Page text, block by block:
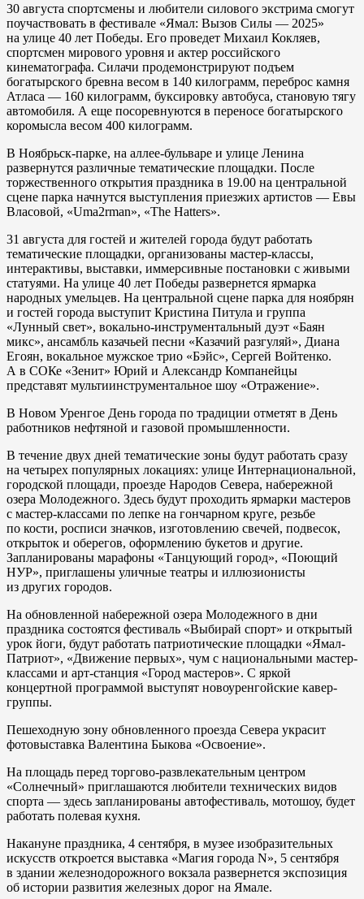
30 августа спортсмены и любители силового экстрима смогут
поучаствовать в фестивале «Ямал: Вызов Силы — 2025»
на улице 40 лет Победы. Его проведет Михаил Кокляев,
спортсмен мирового уровня и актер российского
кинематографа. Силачи продемонстрируют подъем
богатырского бревна весом в 140 килограмм, переброс камня
Атласа — 160 килограмм, буксировку автобуса, становую тягу
автомобиля. А еще посоревнуются в переносе богатырского
коромысла весом 400 килограмм.
В Ноябрьск-парке, на аллее-бульваре и улице Ленина
развернутся различные тематические площадки. После
торжественного открытия праздника в 19.00 на центральной
сцене парка начнутся выступления приезжих артистов — Евы
Власовой, «Uma2rman», «The Hatters».
31 августа для гостей и жителей города будут работать
тематические площадки, организованы мастер-классы,
интерактивы, выставки, иммерсивные постановки с живыми
статуями. На улице 40 лет Победы развернется ярмарка
народных умельцев. На центральной сцене парка для ноябрян
и гостей города выступит Кристина Питула и группа
«Лунный свет», вокально-инструментальный дуэт «Баян
микс», ансамбль казачьей песни «Казачий разгуляй», Диана
Егоян, вокальное мужское трио «Бэйс», Сергей Войтенко.
А в СОКе «Зенит» Юрий и Александр Компанейцы
представят мультиинструментальное шоу «Отражение».
В Новом Уренгое День города по традиции отметят в День
работников нефтяной и газовой промышленности.
В течение двух дней тематические зоны будут работать сразу
на четырех популярных локациях: улице Интернациональной,
городской площади, проезде Народов Севера, набережной
озера Молодежного. Здесь будут проходить ярмарки мастеров
с мастер-классами по лепке на гончарном круге, резьбе
по кости, росписи значков, изготовлению свечей, подвесок,
открыток и оберегов, оформлению букетов и другие.
Запланированы марафоны «Танцующий город», «Поющий
НУР», приглашены уличные театры и иллюзионисты
из других городов.
На обновленной набережной озера Молодежного в дни
праздника состоятся фестиваль «Выбирай спорт» и открытый
урок йоги, будут работать патриотические площадки «Ямал-
Патриот», «Движение первых», чум с национальными мастер-
классами и арт-станция «Город мастеров». С яркой
концертной программой выступят новоуренгойские кавер-
группы.
Пешеходную зону обновленного проезда Севера украсит
фотовыставка Валентина Быкова «Освоение».
На площадь перед торгово-развлекательным центром
«Солнечный» приглашаются любители технических видов
спорта — здесь запланированы автофестиваль, мотошоу, будет
работать полевая кухня.
Накануне праздника, 4 сентября, в музее изобразительных
искусств откроется выставка «Магия города N», 5 сентября
в здании железнодорожного вокзала развернется экспозиция
об истории развития железных дорог на Ямале.